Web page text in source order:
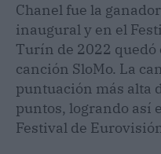
Chanel fue la
inaugural y en el
Turín de 2022 quedó
canción SloMo. La
puntuación más alta
puntos, logrando así
Festival de